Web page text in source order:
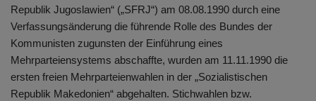
Republik Jugoslawien“ („SFRJ“) am 08.08.1990 durch eine
Verfassungsänderung die führende Rolle des Bundes der
Kommunisten zugunsten der Einführung eines
Mehrparteiensystems abschaffte, wurden am 11.11.1990 die
ersten freien Mehrparteienwahlen in der „Sozialistischen
Republik Makedonien“ abgehalten. Stichwahlen bzw.